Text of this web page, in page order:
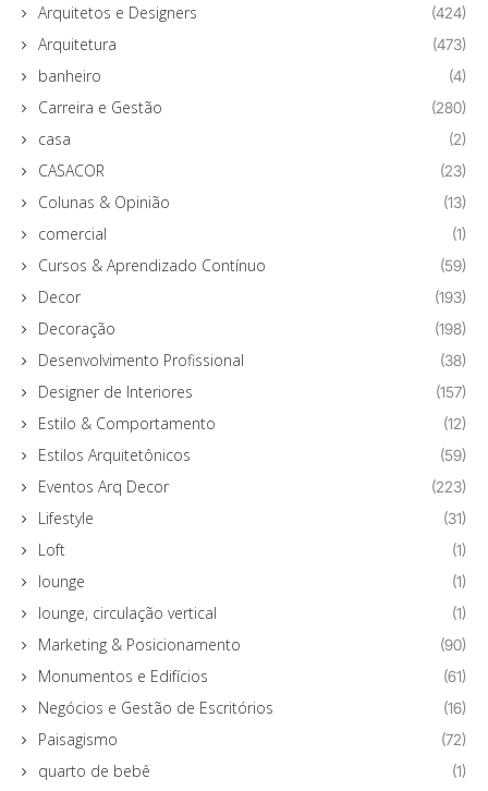
Arquitetos e Designers (424)
Arquitetura (473)
banheiro (4)
Carreira e Gestão (280)
casa (2)
CASACOR (23)
Colunas & Opinião (13)
comercial (1)
Cursos & Aprendizado Contínuo (59)
Decor (193)
Decoração (198)
Desenvolvimento Profissional (38)
Designer de Interiores (157)
Estilo & Comportamento (12)
Estilos Arquitetônicos (59)
Eventos Arq Decor (223)
Lifestyle (31)
Loft (1)
lounge (1)
lounge, circulação vertical (1)
Marketing & Posicionamento (90)
Monumentos e Edifícios (61)
Negócios e Gestão de Escritórios (16)
Paisagismo (72)
quarto de bebê (1)